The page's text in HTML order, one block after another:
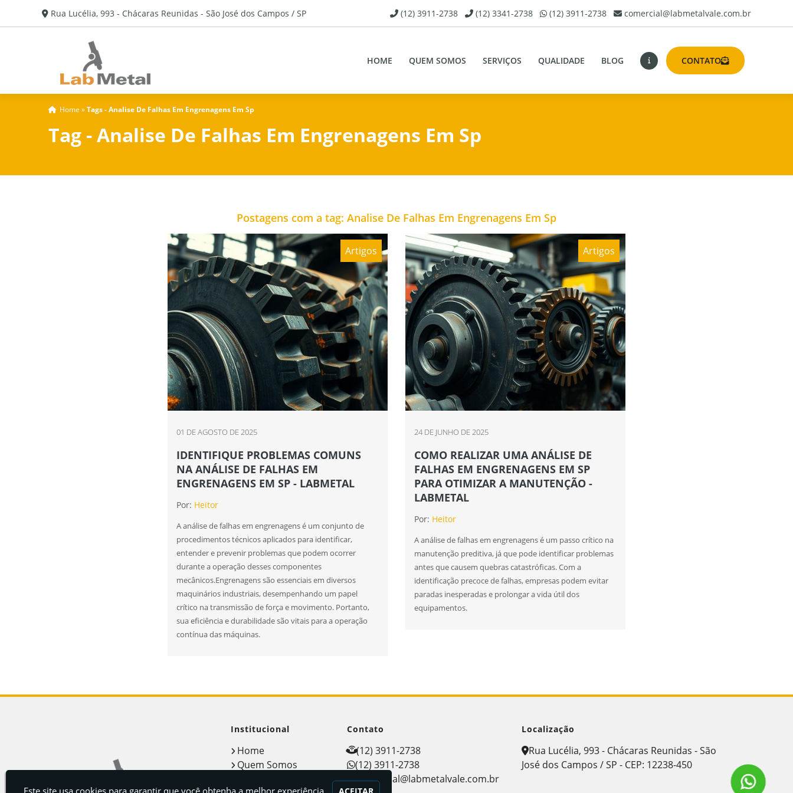
Rua Lucélia, 993 - Chácaras Reunidas - São José dos Campos / SP (12) 3911-2738 (12) 3341-2738 (12) 3911-2738 comercial@labmetalvale.com.br
HOME QUEM SOMOS SERVIÇOS QUALIDADE BLOG CONTATO
Home »Tags - Analise De Falhas Em Engrenagens Em Sp
Tag - Analise De Falhas Em Engrenagens Em Sp
Postagens com a tag: Analise De Falhas Em Engrenagens Em Sp
Artigos
01 DE AGOSTO DE 2025
IDENTIFIQUE PROBLEMAS COMUNS
NA ANÁLISE DE FALHAS EM
ENGRENAGENS EM SP - LABMETAL
Por: Heitor
A análise de falhas em engrenagens é um conjunto de
procedimentos técnicos aplicados para identificar,
entender e prevenir problemas que podem ocorrer
durante a operação desses componentes
mecânicos.Engrenagens são essenciais em diversos
maquinários industriais, desempenhando um papel
crítico na transmissão de força e movimento. Portanto,
sua eficiência e durabilidade são vitais para a operação
contínua das máquinas.
Artigos
24 DE JUNHO DE 2025
COMO REALIZAR UMA ANÁLISE DE
FALHAS EM ENGRENAGENS EM SP
PARA OTIMIZAR A MANUTENÇÃO -
LABMETAL
Por: Heitor
A análise de falhas em engrenagens é um passo crítico na
manutenção preditiva, já que pode identificar problemas
antes que causem quebras catastróficas. Com a
identificação precoce de falhas, empresas podem evitar
paradas inesperadas e prolongar a vida útil dos
equipamentos.
Institucional
Home
Quem Somos
Contato
(12) 3911-2738
(12) 3911-2738
comercial@labmetalvale.com.br
Localização
Rua Lucélia, 993 - Chácaras Reunidas - São
José dos Campos / SP - CEP: 12238-450
Este site usa cookies para garantir que você obtenha a melhor experiência. ACEITAR